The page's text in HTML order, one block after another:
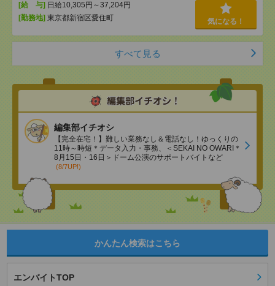
[給 与] 日給10,305円～37,204円
[勤務地] 東京都新宿区愛住町 気になる！
すべて見る
編集部イチオシ
【完全在宅！】難しい業務なし＆電話なし！ゆっくりの
11時～時短＊データ入力・事務、＜SEKAI NO OWARI＊
8月15日・16日＞ドーム公演のサポートバイトなど
(8/7UP!)
かんたん検索はこちら
エンバイトTOP